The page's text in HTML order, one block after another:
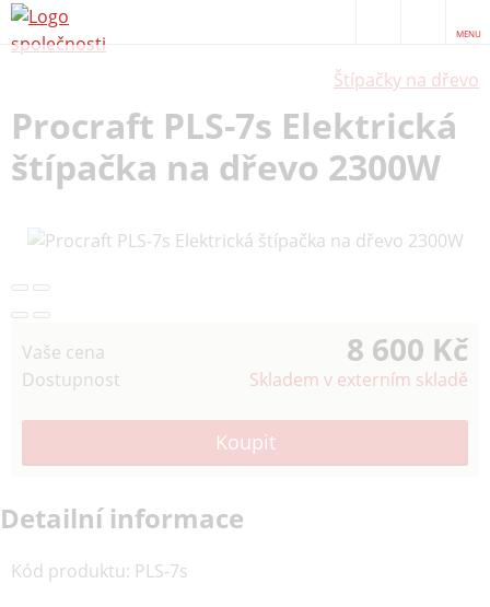
MENU
Štípačky na dřevo
Procraft PLS-7s Elektrická
štípačka na dřevo 2300W
Vaše cena 8 600 Kč
Dostupnost Skladem v externím skladě
Detailní informace
Kód produktu: PLS-7s